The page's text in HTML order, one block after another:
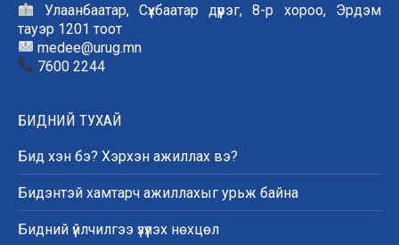
Улаанбаатар, Сүхбаатар дүүрэг, 8-р хороо, Эрдэм
тауэр 1201 тоот
medee@urug.mn
7600 2244
БИДНИЙ ТУХАЙ
Бид хэн бэ? Хэрхэн ажиллах вэ?
Бидэнтэй хамтарч ажиллахыг урьж байна
Бидний үйлчилгээ үзүүлэх нөхцөл